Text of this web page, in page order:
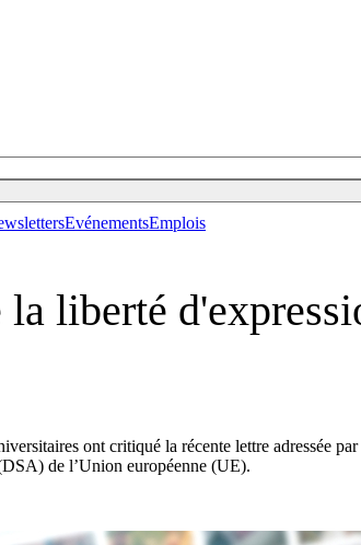
EvénementsEmplois
la liberté
ont critiqué la récente lettre adressée
de l’Union européenne (UE).